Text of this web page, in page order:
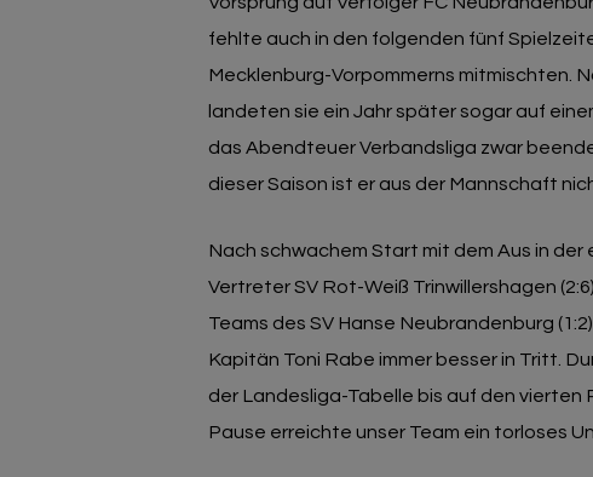
fehlte auch in den folgenden fünf
Mecklenburg-Vorpommerns mitmischten.
landeten sie ein Jahr später sogar auf
das Abendteuer Verbandsliga zwar
dieser Saison ist er aus der Mannschaft
Nach schwachem Start mit dem Aus in
Vertreter SV Rot-Weiß Trinwillershagen
Teams des SV Hanse Neubrandenburg
Kapitän Toni Rabe immer besser in Tritt.
der Landesliga-Tabelle bis auf den vierten
Pause erreichte unser Team ein torloses